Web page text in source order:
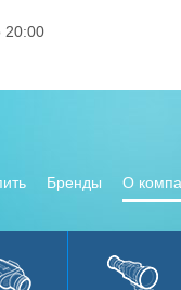
20:00
Бренды О